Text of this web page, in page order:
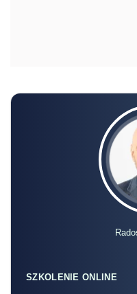
SZKOLENIE ONLINE